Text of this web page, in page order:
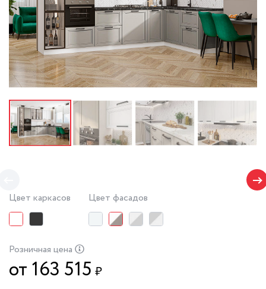
Цвет каркасов Цвет фасадов
Розничная цена
от 163 515 ₽